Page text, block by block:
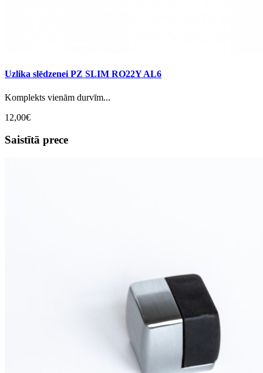
Uzlika slēdzenei PZ SLIM RO22Y AL6
Komplekts vienām durvīm...
12,00€
Saistītā prece